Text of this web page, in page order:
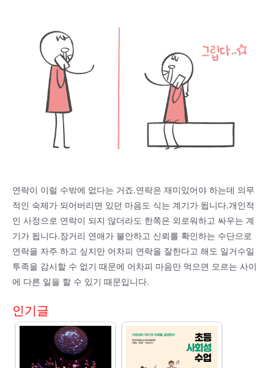
연락이 이럴 수밖에 없다는 거죠.연락은 재미있어야 하는데 의무
적인 숙제가 되어버리면 있던 마음도 식는 계기가 됩니다.개인적
인 사정으로 연락이 되지 않더라도 한쪽은 외로워하고 싸우는 계
기가 됩니다.장거리 연애가 불안하고 신뢰를 확인하는 수단으로
연락을 자주 하고 싶지만 어차피 연락을 잘한다고 해도 일거수일
투족을 감시할 수 없기 때문에 어차피 마음만 먹으면 모르는 사이
에 다른 일을 할 수 있기 때문입니다.
인기글